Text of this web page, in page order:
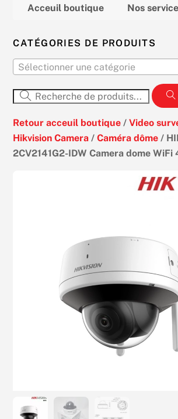
Acceuil boutique Nos
CATÉGORIES DE PRODUITS
Sélectionner une catégorie
Retour acceuil boutique /Video
Hikvision Camera /Caméra dôme /
2CV2141G2-IDW Camera dome WiFi